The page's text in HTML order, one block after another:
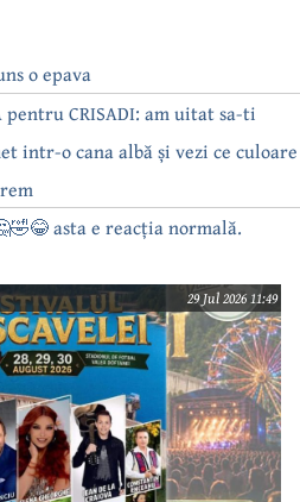
o epava
pentru CRISADI: am uitat sa-ti
intr-o cana albă și vezi ce culoare
asta e reacția normală.
29 Jul 2026 11:49